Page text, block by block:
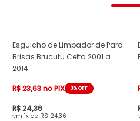
Esguicho de Limpador de Para
Brisas Brucutu Celta 2001 a
2014
R$ 23,63 no PIX
3% OFF
R$ 24,36
1x de R$ 24,36